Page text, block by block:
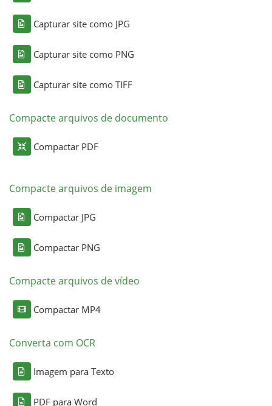
Capturar site como JPG
Capturar site como PNG
Capturar site como TIFF
Compacte arquivos de documento
Compactar PDF
Compacte arquivos de imagem
Compactar JPG
Compactar PNG
Compacte arquivos de vídeo
Compactar MP4
Converta com OCR
Imagem para Texto
PDF para Word